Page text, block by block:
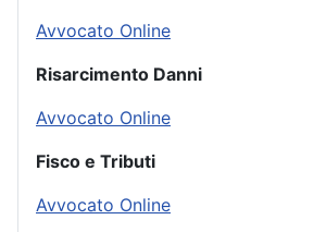
Avvocato Online
Risarcimento Danni
Avvocato Online
Fisco e Tributi
Avvocato Online